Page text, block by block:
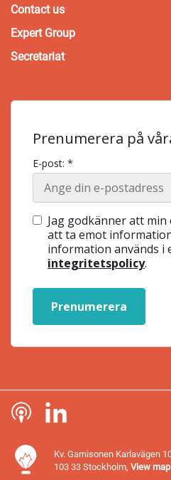
Contact us
Expert Group
Secretariat
Prenumerera på
E-post: *
Jag godkänner att
att ta emot
information används i
integritetspolicy.
Prenumerera
Kv. Garnisonen Karlavägen
103 33 Stockholm, View map